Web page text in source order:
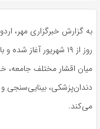
به گزارش خبرگزاری مهر،
روز از ۱۹ شهریور
میان اقشار مختلف
دندان‌پزشکی، بینایی‌سنجی
می‌کند.